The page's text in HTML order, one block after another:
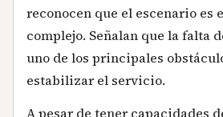
reconocen que el escenario es
complejo. Señalan que la falta
uno de los principales
estabilizar el servicio.
A pesar de tener capacidades